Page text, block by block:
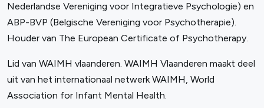
Nederlandse Vereniging voor Integratieve Psychologie) en
ABP-BVP (Belgische Vereniging voor Psychotherapie).
Houder van The European Certificate of Psychotherapy.
Lid van WAIMH vlaanderen. WAIMH Vlaanderen maakt deel
uit van het internationaal netwerk WAIMH, World
Association for Infant Mental Health.